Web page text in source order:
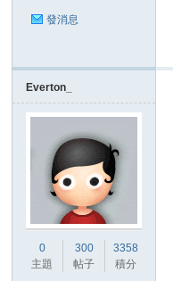
發消息
Everton_
0
主題
300
帖子
3358
積分